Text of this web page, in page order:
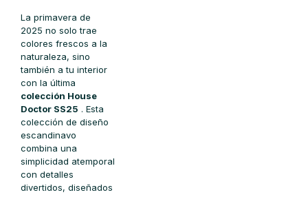
La primavera de
2025 no solo trae
colores frescos a la
naturaleza, sino
también a tu interior
con la última
colección House
Doctor SS25 . Esta
colección de diseño
escandinavo
combina una
simplicidad atemporal
con detalles
divertidos, diseñados